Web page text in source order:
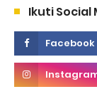
Ikuti Social